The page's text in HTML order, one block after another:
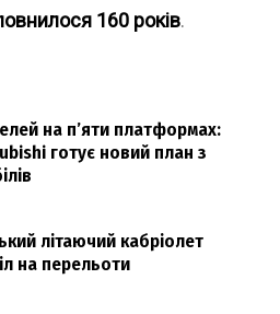
160 років.
на п’яти платформах:
готує новий план з
літаючий кабріолет
на перельоти